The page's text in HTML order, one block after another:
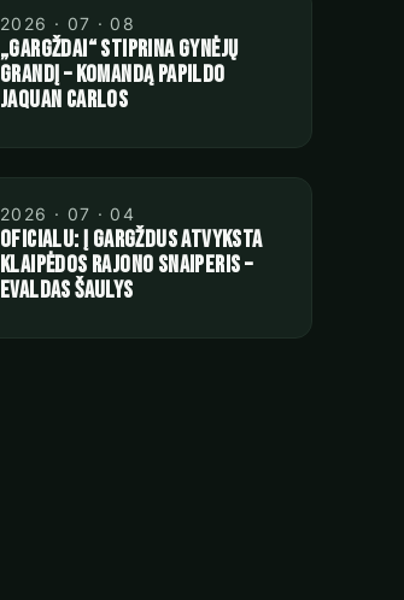
2026 · 07 · 08
„Gargždai“ stiprina gynėjų
grandį – komandą papildo
JaQuan Carlos
2026 · 07 · 04
Oficialu: į Gargždus atvyksta
Klaipėdos rajono snaiperis –
Evaldas Šaulys